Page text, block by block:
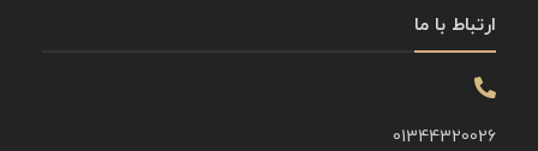
ارتباط با ما
01344320026